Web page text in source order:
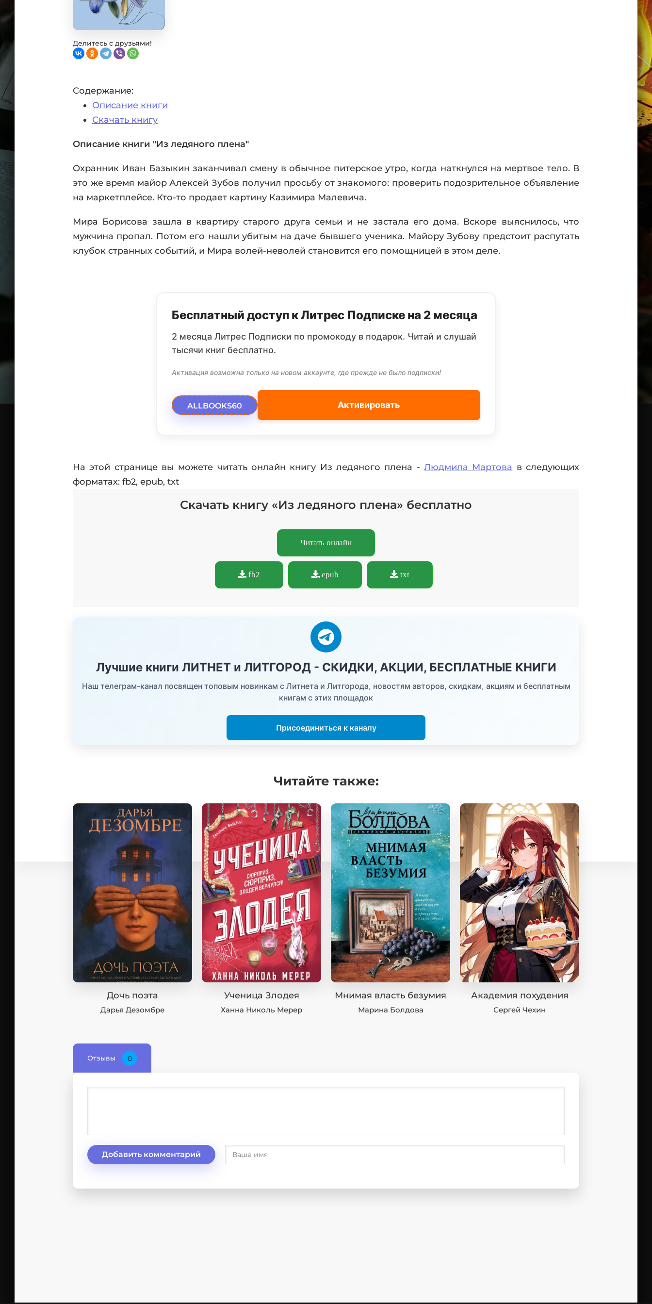
Делитесь с друзьями!
Содержание:
Описание книги
Скачать книгу
Описание книги "Из ледяного плена"
Охранник Иван Базыкин заканчивал смену в обычное питерское утро, когда наткнулся на мертвое тело. В
это же время майор Алексей Зубов получил просьбу от знакомого: проверить подозрительное объявление
на маркетплейсе. Кто-то продает картину Казимира Малевича.
Мира Борисова зашла в квартиру старого друга семьи и не застала его дома. Вскоре выяснилось, что
мужчина пропал. Потом его нашли убитым на даче бывшего ученика. Майору Зубову предстоит распутать
клубок странных событий, и Мира волей-неволей становится его помощницей в этом деле.
Бесплатный доступ к Литрес Подписке на 2 месяца
2 месяца Литрес Подписки по промокоду в подарок. Читай и слушай
тысячи книг бесплатно.
Активация возможна только на новом аккаунте, где прежде не было подписки!
ALLBOOKS60 Активировать
На этой странице вы можете читать онлайн книгу Из ледяного плена - Людмила Мартова в следующих
форматах: fb2, epub, txt
Скачать книгу «Из ледяного плена» бесплатно
Читать онлайн
fb2 epub txt
Лучшие книги ЛИТНЕТ и ЛИТГОРОД - СКИДКИ, АКЦИИ, БЕСПЛАТНЫЕ КНИГИ
Наш телеграм-канал посвящен топовым новинкам с Литнета и Литгорода, новостям авторов, скидкам, акциям и бесплатным
книгам с этих площадок
Присоединиться к каналу
Читайте также:
Дочь поэта
Дарья Дезомбре
Ученица Злодея
Ханна Николь Мерер
Мнимая власть безумия
Марина Болдова
Академия похудения
Сергей Чехин
Отзывы 0
Добавить комментарий